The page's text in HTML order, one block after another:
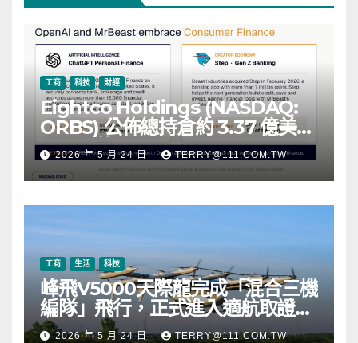
工商 科技 財經
Eightco Holdings (NASDAQ:
ORBS) 公佈總持倉約 3.37 億美
元，涵蓋 OpenAI、Beast
Industries、超過 11,000 枚以太
幣 (ETH) 及逾 2.83 億枚 WLD 代
幣
2026 年 5 月 24 日 TERRY@111.COM.TW
工商 生活 科技
峰飛V5000天際龍完成「混合三機
編隊」飛行，正式進入適航取證階
段2026 年 5 月 24 日 TERRY@111.COM.TW